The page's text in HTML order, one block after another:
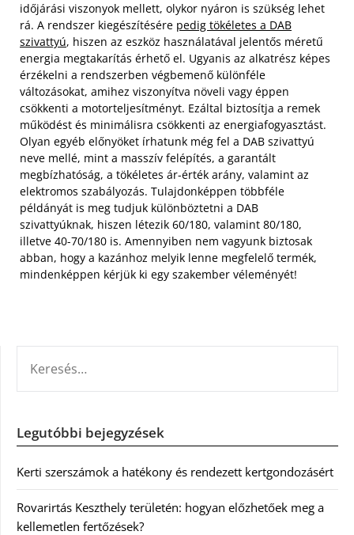
időjárási viszonyok mellett, olykor nyáron is szükség lehet
rá. A rendszer kiegészítésére pedig tökéletes a DAB
szivattyú, hiszen az eszköz használatával jelentős méretű
energia megtakarítás érhető el. Ugyanis az alkatrész képes
érzékelni a rendszerben végbemenő különféle
változásokat, amihez viszonyítva növeli vagy éppen
csökkenti a motorteljesítményt. Ezáltal biztosítja a remek
működést és minimálisra csökkenti az energiafogyasztást.
Olyan egyéb előnyöket írhatunk még fel a DAB szivattyú
neve mellé, mint a masszív felépítés, a garantált
megbízhatóság, a tökéletes ár-érték arány, valamint az
elektromos szabályozás. Tulajdonképpen többféle
példányát is meg tudjuk különböztetni a DAB
szivattyúknak, hiszen létezik 60/180, valamint 80/180,
illetve 40-70/180 is. Amennyiben nem vagyunk biztosak
abban, hogy a kazánhoz melyik lenne megfelelő termék,
mindenképpen kérjük ki egy szakember véleményét!
Legutóbbi bejegyzések
Kerti szerszámok a hatékony és rendezett kertgondozásért
Rovarirtás Keszthely területén: hogyan előzhetőek meg a
kellemetlen fertőzések?